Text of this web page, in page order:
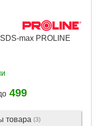
max PROLINE
499
товара (3)